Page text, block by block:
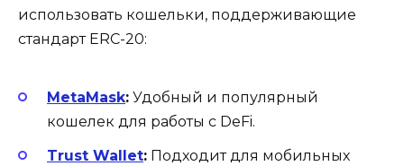
использовать кошельки, поддерживающие
стандарт ERC-20:
MetaMask: Удобный и популярный
кошелек для работы с DeFi.
Trust Wallet: Подходит для мобильных